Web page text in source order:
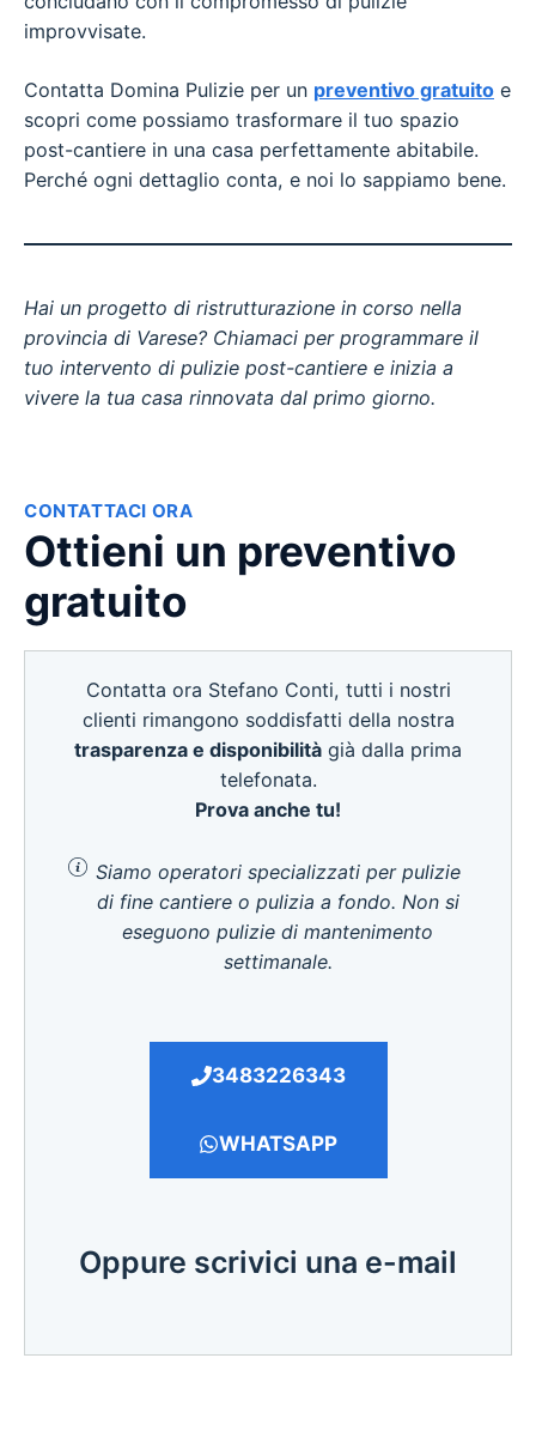
improvvisate.
Contatta Domina Pulizie per un preventivo gratuito e
scopri come possiamo trasformare il tuo spazio
post-cantiere in una casa perfettamente abitabile.
Perché ogni dettaglio conta, e noi lo sappiamo bene.
Hai un progetto di ristrutturazione in corso nella
provincia di Varese? Chiamaci per programmare il
tuo intervento di pulizie post-cantiere e inizia a
vivere la tua casa rinnovata dal primo giorno.
CONTATTACI ORA
Ottieni un preventivo
gratuito
Contatta ora Stefano Conti, tutti i nostri
clienti rimangono soddisfatti della nostra
trasparenza e disponibilità già dalla prima
telefonata.
Prova anche tu!
Siamo operatori specializzati per pulizie
di fine cantiere o pulizia a fondo. Non si
eseguono pulizie di mantenimento
settimanale.
3483226343
WHATSAPP
Oppure scrivici una e-mail